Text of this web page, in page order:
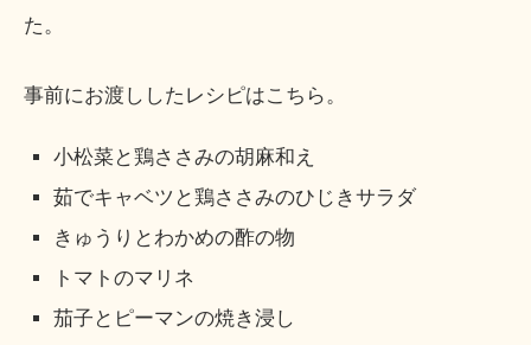
た。
事前にお渡ししたレシピはこちら。
小松菜と鶏ささみの胡麻和え
茹でキャベツと鶏ささみのひじきサラダ
きゅうりとわかめの酢の物
トマトのマリネ
茄子とピーマンの焼き浸し